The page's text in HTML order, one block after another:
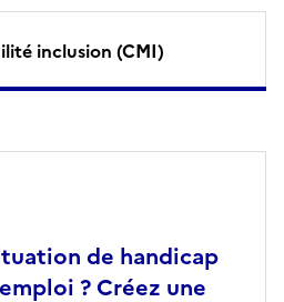
inclusion (CMI)
de handicap
? Créez une